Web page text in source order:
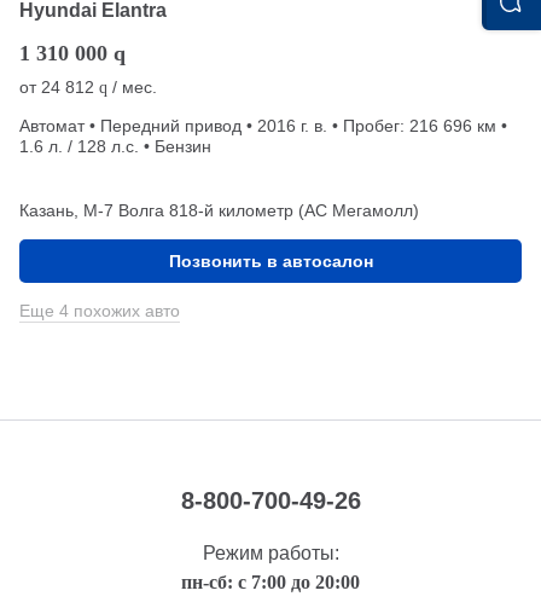
Hyundai Elantra
1 310 000 q
от 24 812 q / мес.
Автомат • Передний привод • 2016 г. в. • Пробег: 216 696 км •
1.6 л. / 128 л.с. • Бензин
Казань, М-7 Волга 818-й километр (АС Мегамолл)
Позвонить в автосалон
Еще 4 похожих авто
8-800-700-49-26
Режим работы:
пн-сб: с 7:00 до 20:00